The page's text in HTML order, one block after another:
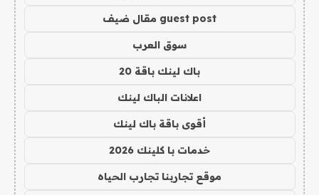
guest post مقال ضيف
سوق العرب
باك لينك باقة 20
اعلانات الباك لينك
أقوى باقة باك لينك
خدمات با كلينك 2026
موقع تجاربنا تجارب الحياه